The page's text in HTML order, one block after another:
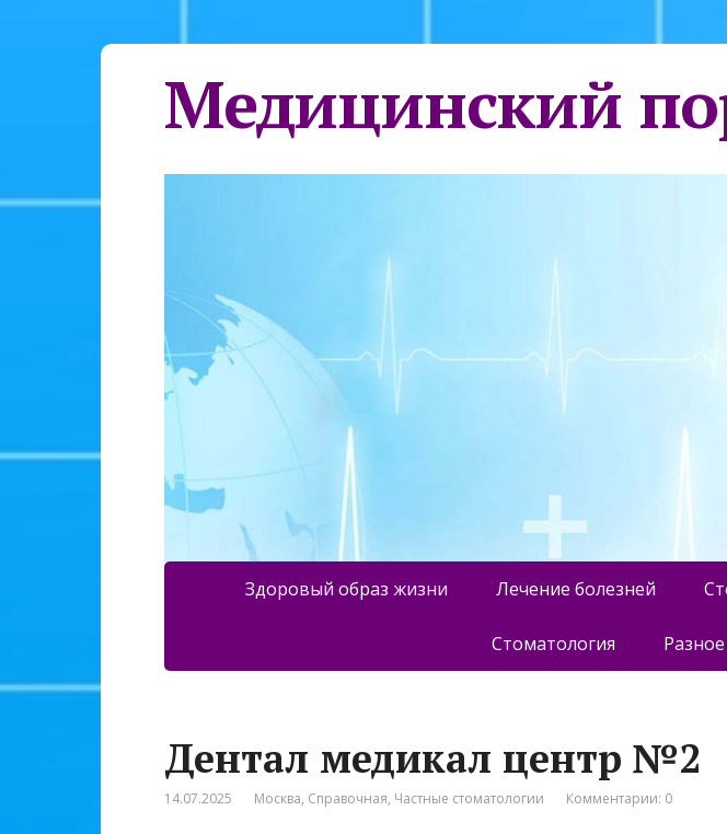
Медицинский
Здоровый образ жизни Лечение болезней
Стоматология Разное
Дентал медикал центр №2
14.07.2025 Москва, Справочная, Частные стоматологии Комментарии: 0